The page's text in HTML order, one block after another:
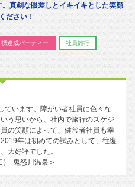
真剣な眼差しとイキイキとした笑顔
ださい！
標達成パーティー 社員旅行
ています。障がい者社員に色々な
う思いから、社内で旅行のスケジ
の笑顔によって、健常者社員も幸
年は初めての試みとして、往復
大好評でした。
) 鬼怒川温泉＞